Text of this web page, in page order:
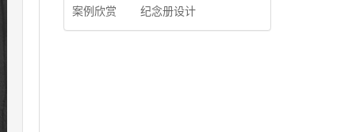
案例欣赏 纪念册设计